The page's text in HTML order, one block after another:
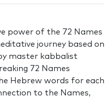
power of the 72 Names
journey based on
master kabbalist
72 Names
Hebrew words for each
to the Names,